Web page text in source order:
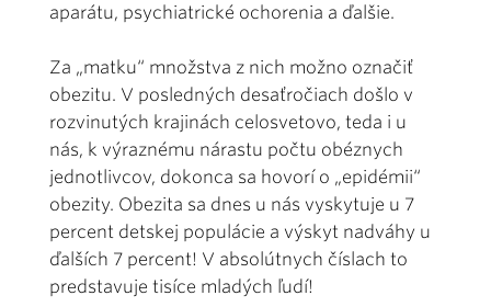
aparátu, psychiatrické ochorenia a ďalšie.
Za „matku“ množstva z nich možno označiť
obezitu. V posledných desaťročiach došlo v
rozvinutých krajinách celosvetovo, teda i u
nás, k výraznému nárastu počtu obéznych
jednotlivcov, dokonca sa hovorí o „epidémii“
obezity. Obezita sa dnes u nás vyskytuje u 7
percent detskej populácie a výskyt nadváhy u
ďalších 7 percent! V absolútnych číslach to
predstavuje tisíce mladých ľudí!